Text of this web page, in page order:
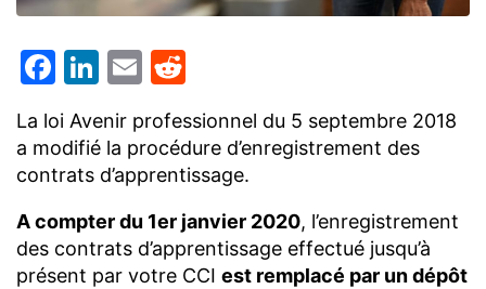
Facebook
LinkedIn
Email
La loi Avenir professionnel du 5 septembre 2018
a modifié la procédure d’enregistrement des
contrats d’apprentissage.
A compter du 1er janvier 2020, l’enregistrement
des contrats d’apprentissage effectué jusqu’à
présent par votre CCI est remplacé par un dépôt